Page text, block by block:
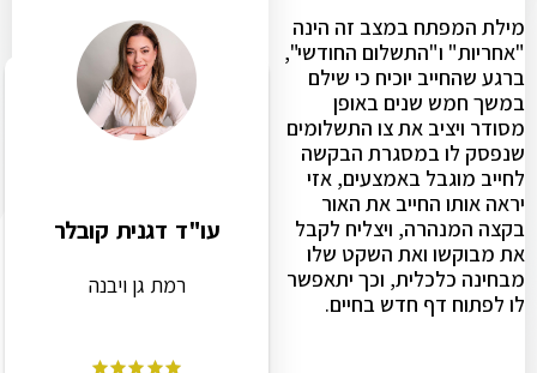
מילת המפתח במצב זה הינה
"אחריות" ו"התשלום החודשי",
ברגע שהחייב יוכיח כי שילם
במשך חמש שנים באופן
מסודר ויציב את צו התשלומים
שנפסק לו במסגרת הבקשה
לחייב מוגבל באמצעים, אזי
יראה אותו החייב את האור
בקצה המנהרה, ויצליח לקבל
את מבוקשו ואת השקט שלו
מבחינה כלכלית, וכך יתאפשר
לו לפתוח דף חדש בחיים.
עו"ד דגנית קובלר
רמת גן ויבנה